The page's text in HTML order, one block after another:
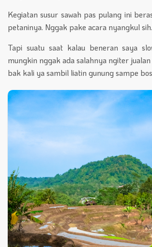
Kegiatan susur sawah pas pulang ini
petaninya. Nggak pake acara nyangkul sih.
Tapi suatu saat kalau beneran saya
mungkin nggak ada salahnya ngiter
bak kali ya sambil liatin gunung sampe